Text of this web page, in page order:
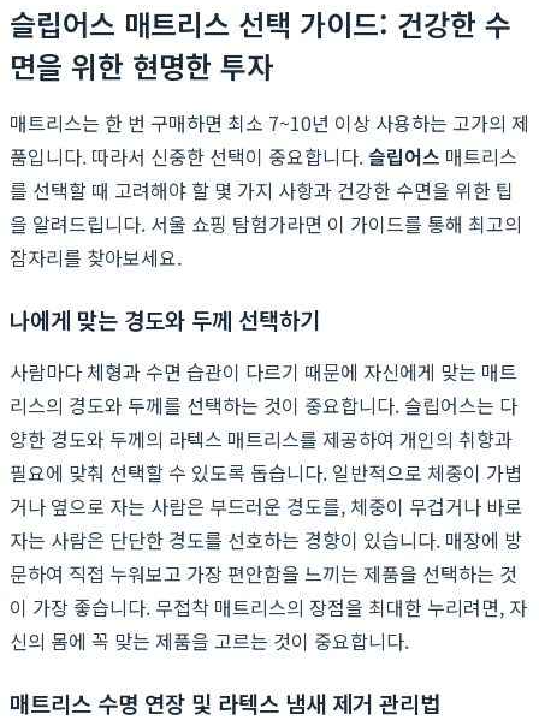
슬립어스 매트리스 선택 가이드: 건강한 수
면을 위한 현명한 투자
매트리스는 한 번 구매하면 최소 7~10년 이상 사용하는 고가의 제
품입니다. 따라서 신중한 선택이 중요합니다.슬립어스 매트리스
를 선택할 때 고려해야 할 몇 가지 사항과 건강한 수면을 위한 팁
을 알려드립니다. 서울 쇼핑 탐험가라면 이 가이드를 통해 최고의
잠자리를 찾아보세요.
나에게 맞는 경도와 두께 선택하기
사람마다 체형과 수면 습관이 다르기 때문에 자신에게 맞는 매트
리스의 경도와 두께를 선택하는 것이 중요합니다. 슬립어스는 다
양한 경도와 두께의 라텍스 매트리스를 제공하여 개인의 취향과
필요에 맞춰 선택할 수 있도록 돕습니다. 일반적으로 체중이 가볍
거나 옆으로 자는 사람은 부드러운 경도를, 체중이 무겁거나 바로
자는 사람은 단단한 경도를 선호하는 경향이 있습니다. 매장에 방
문하여 직접 누워보고 가장 편안함을 느끼는 제품을 선택하는 것
이 가장 좋습니다. 무접착 매트리스의 장점을 최대한 누리려면, 자
신의 몸에 꼭 맞는 제품을 고르는 것이 중요합니다.
매트리스 수명 연장 및 라텍스 냄새 제거 관리법